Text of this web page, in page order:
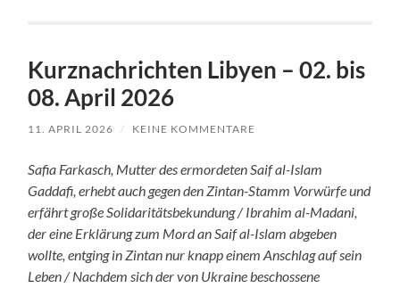
Kurznachrichten Libyen – 02. bis
08. April 2026
11. APRIL 2026 / KEINE KOMMENTARE
Safia Farkasch, Mutter des ermordeten Saif al-Islam
Gaddafi, erhebt auch gegen den Zintan-Stamm Vorwürfe und
erfährt große Solidaritätsbekundung / Ibrahim al-Madani,
der eine Erklärung zum Mord an Saif al-Islam abgeben
wollte, entging in Zintan nur knapp einem Anschlag auf sein
Leben /Nachdem sich der von Ukraine beschossene